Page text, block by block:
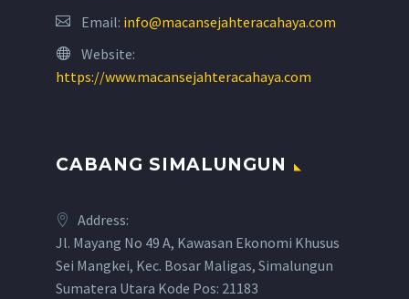
Email: info@macansejahteracahaya.com
Website:
https://www.macansejahteracahaya.com
CABANG SIMALUNGUN
Address:
Jl. Mayang No 49 A, Kawasan Ekonomi Khusus
Sei Mangkei, Kec. Bosar Maligas, Simalungun
Sumatera Utara Kode Pos: 21183